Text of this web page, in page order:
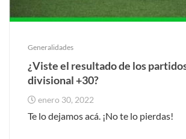
Generalidades
¿Viste el resultado de los
divisional +30?
enero 30, 2022
Te lo dejamos acá. ¡No te lo pierdas!